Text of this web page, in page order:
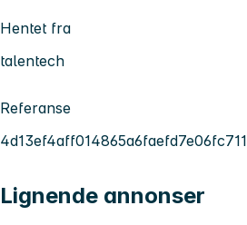
Hentet fra
talentech
Referanse
4d13ef4aff014865a6faefd7e06fc711
Lignende annonser